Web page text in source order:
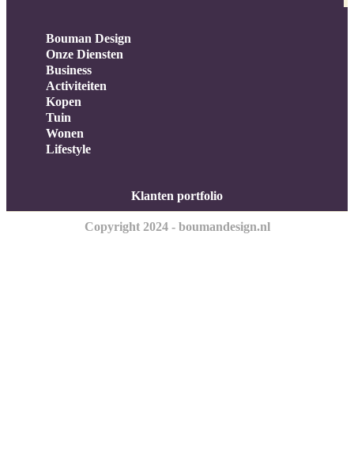
Bouman Design
Onze Diensten
Business
Activiteiten
Kopen
Tuin
Wonen
Lifestyle
Klanten portfolio
Copyright 2024 - boumandesign.nl